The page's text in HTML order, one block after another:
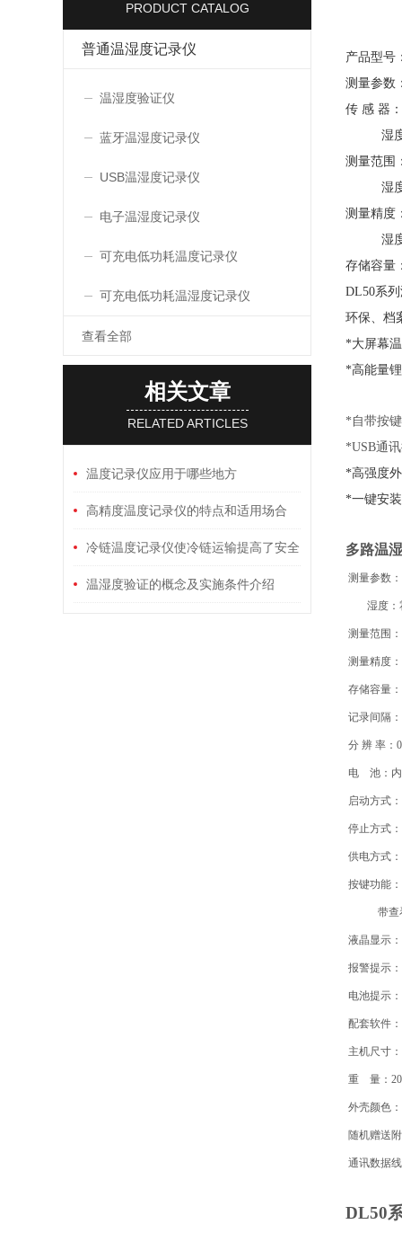
PRODUCT CATALOG
普通温湿度记录仪
温湿度验证仪
蓝牙温湿度记录仪
USB温湿度记录仪
电子温湿度记录仪
可充电低功耗温度记录仪
可充电低功耗温湿度记录仪
查看全部
相关文章
RELATED ARTICLES
温度记录仪应用于哪些地方
高精度温度记录仪的特点和适用场合
冷链温度记录仪使冷链运输提高了安全
度温湿度验证的概念及实施条件介绍
产品型号
测量参数
传 感 器
湿度：
测量范围
湿度
测量精度
湿度
存储容量
DL50系
环保、档
*大屏幕
*高能量
*自带按
*USB通
*高强度
*一键安
多路温
测量参数
湿度：霍
测量范围
测量精度
存储容量
记录间隔
分 辨 率：
电 池：内
启动方式
停止方式
供电方式
按键功能
带查看键
液晶显示
报警提示
电池提示
配套软件
主机尺寸：
重 量：
外壳颜色
随机赠送
通讯数据
DL50